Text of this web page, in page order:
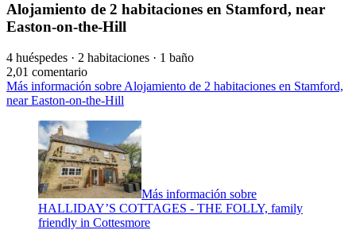
Alojamiento de 2 habitaciones en Stamford, near
Easton-on-the-Hill
4 huéspedes · 2 habitaciones · 1 baño
2,01 comentario
Más información sobre Alojamiento de 2 habitaciones en Stamford,
near Easton-on-the-Hill
Más información sobre
HALLIDAY’S COTTAGES - THE FOLLY, family
friendly in Cottesmore